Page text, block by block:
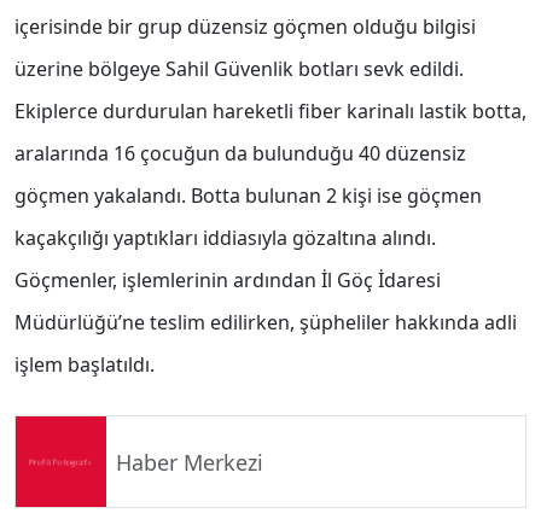
içerisinde bir grup düzensiz göçmen olduğu bilgisi
üzerine bölgeye Sahil Güvenlik botları sevk edildi.
Ekiplerce durdurulan hareketli fiber karinalı lastik botta,
aralarında 16 çocuğun da bulunduğu 40 düzensiz
göçmen yakalandı. Botta bulunan 2 kişi ise göçmen
kaçakçılığı yaptıkları iddiasıyla gözaltına alındı.
Göçmenler, işlemlerinin ardından İl Göç İdaresi
Müdürlüğü’ne teslim edilirken, şüpheliler hakkında adli
işlem başlatıldı.
Haber Merkezi